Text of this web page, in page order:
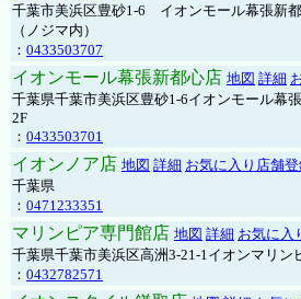
千葉市美浜区豊砂1-6 イオンモール幕張新
（ノジマ内）
： 0433503707
イオンモール幕張新都心店 地図 詳細
千葉県千葉市美浜区豊砂1-6イオンモール
2F
： 0433503701
イオンノア店 地図 詳細 お気に入り店舗
千葉県
： 0471233351
マリンピア専門館店 地図 詳細 お気に入
千葉県千葉市美浜区高洲3-21-1イオンマリン
： 0432782571